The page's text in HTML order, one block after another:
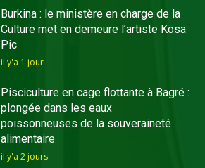
Burkina : le ministère en charge de la
Culture met en demeure l’artiste Kosa
Pic
il y'a 1 jour
Pisciculture en cage flottante à Bagré :
plongée dans les eaux
poissonneuses de la souveraineté
alimentaire
il y'a 2 jours